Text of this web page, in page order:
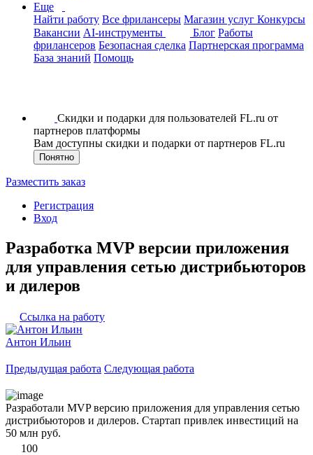
Еще
Найти работу Все фрилансеры Магазин услуг Конкурсы
Вакансии AI-инструменты Блог Работы
фрилансеров Безопасная сделка Партнерская программа
База знаний Помощь
Скидки и подарки для пользователей FL.ru от
партнеров платформы
Вам доступны скидки и подарки от партнеров FL.ru
Понятно
Разместить заказ
Регистрация
Вход
Разработка MVP версии приложения
для управления сетью дистрибьюторов
и дилеров
Ссылка на работу
Антон Ильин
Предыдущая работа Следующая работа
Разработали MVP версию приложения для управления сетью
дистрибьюторов и дилеров. Стартап привлек инвестиций на
50 млн руб.
100